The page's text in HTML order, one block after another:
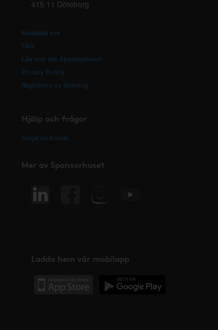
415 11 Göteborg
Kontakta oss
FAQ
Läs mer om Sponsorhuset
Privacy Policy
Registrera ny förening
Hjälp och frågor
Skapa ett ärende
Mer av Sponsorhuset
Ladda hem vår mobilapp